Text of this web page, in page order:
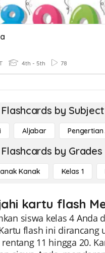
4th - 5th 78
by Subject
Aljabar
by Grades
Kanak Kelas 1
kartu flash
siswa kelas 4
flash ini dirancang
11 hingga 20.